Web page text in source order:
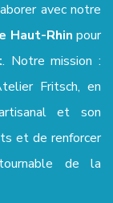
avec notre
Haut-Rhin pour
. Notre mission :
Fritsch, en
et son
et de renforcer
de la